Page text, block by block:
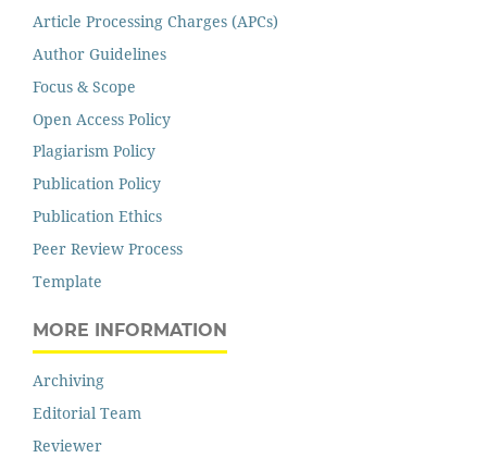
Article Processing Charges (APCs)
Author Guidelines
Focus & Scope
Open Access Policy
Plagiarism Policy
Publication Policy
Publication Ethics
Peer Review Process
Template
MORE INFORMATION
Archiving
Editorial Team
Reviewer